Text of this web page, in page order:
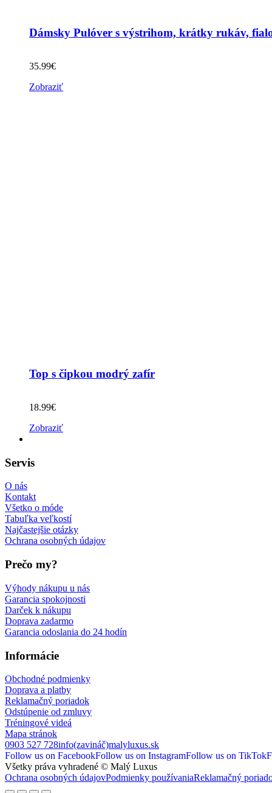
Dámsky Pulóver s výstrihom, krátky rukáv,
35.99€
Zobraziť
Top s čipkou modrý zafír
18.99€
Zobraziť
Servis
O nás
Kontakt
Všetko o móde
Tabuľka veľkostí
Najčastejšie otázky
Ochrana osobných údajov
Prečo my?
Výhody nákupu u nás
Garancia spokojnosti
Darček k nákupu
Doprava zadarmo
Garancia odoslania do 24 hodín
Informácie
Obchodné podmienky
Doprava a platby
Reklamačný poriadok
Odstúpenie od zmluvy
Tréningové videá
Mapa stránok
0903 527 728info(zavináč)malyluxus.sk
Follow us on FacebookFollow us on InstagramFollow us on TikTok
Všetky práva vyhradené © Malý Luxus
Ochrana osobných údajovPodmienky používaniaReklamačný